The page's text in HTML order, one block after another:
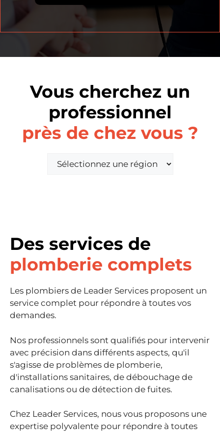
Vous cherchez un
professionnel
près de chez vous ?
Des services de
plomberie complets
Les plombiers de Leader Services proposent un
service complet pour répondre à toutes vos
demandes.
Nos professionnels sont qualifiés pour intervenir
avec précision dans différents aspects, qu'il
s'agisse de problèmes de plomberie,
d'installations sanitaires, de débouchage de
canalisations ou de détection de fuites.
Chez Leader Services, nous vous proposons une
expertise polyvalente pour répondre à toutes